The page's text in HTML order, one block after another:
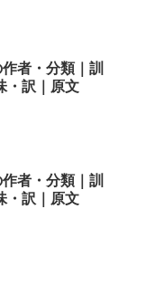
者・分類｜訓
・訳｜原文
者・分類｜訓
・訳｜原文